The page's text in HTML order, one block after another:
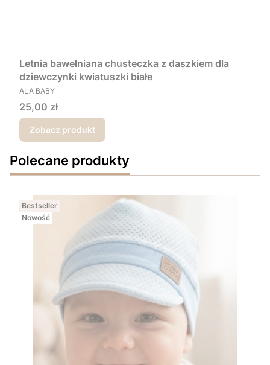
Letnia bawełniana chusteczka z daszkiem dla
dziewczynki kwiatuszki białe
PRODUCENT
ALA BABY
Cena
25,00 zł
Zobacz produkt
Polecane produkty
Bestseller
Nowość